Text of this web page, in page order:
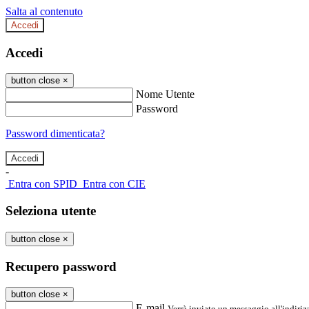
Salta al contenuto
Accedi
Accedi
button close ×
Nome Utente
Password
Password dimenticata?
-
Entra con SPID Entra con CIE
Seleziona utente
button close ×
Recupero password
button close ×